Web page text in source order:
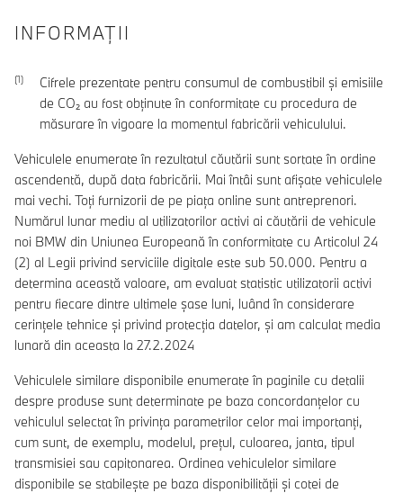
INFORMAŢII
Cifrele prezentate pentru consumul de combustibil şi emisiile
de CO₂ au fost obţinute în conformitate cu procedura de
măsurare în vigoare la momentul fabricării vehiculului.
Vehiculele enumerate în rezultatul căutării sunt sortate în ordine
ascendentă, după data fabricării. Mai întâi sunt afișate vehiculele
mai vechi. Toți furnizorii de pe piața online sunt antreprenori.
Numărul lunar mediu al utilizatorilor activi ai căutării de vehicule
noi BMW din Uniunea Europeană în conformitate cu Articolul 24
(2) al Legii privind serviciile digitale este sub 50.000. Pentru a
determina această valoare, am evaluat statistic utilizatorii activi
pentru fiecare dintre ultimele șase luni, luând în considerare
cerințele tehnice și privind protecția datelor, și am calculat media
lunară din aceasta la 27.2.2024
Vehiculele similare disponibile enumerate în paginile cu detalii
despre produse sunt determinate pe baza concordanțelor cu
vehiculul selectat în privința parametrilor celor mai importanți,
cum sunt, de exemplu, modelul, prețul, culoarea, janta, tipul
transmisiei sau capitonarea. Ordinea vehiculelor similare
disponibile se stabilește pe baza disponibilității și cotei de